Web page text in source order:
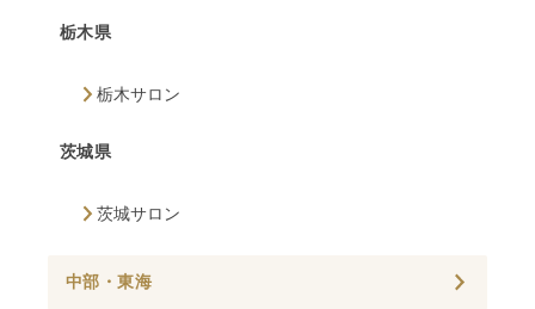
栃木県
栃木サロン
茨城県
茨城サロン
中部・東海